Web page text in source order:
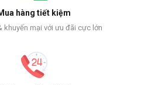
hàng tiết kiệm
khuyến mại với ưu đãi cực lớn